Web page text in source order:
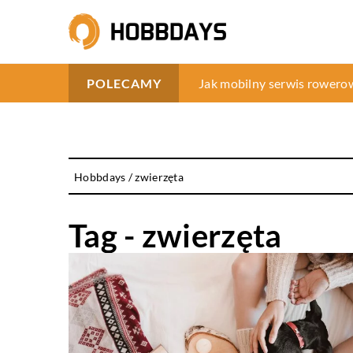
POLECAMY Jak wybrać odpowiedni
Jak mobilny serwis
Jak wybrać profesjonalne
Hobbdays /zwierzęta
Tag - zwierzęta